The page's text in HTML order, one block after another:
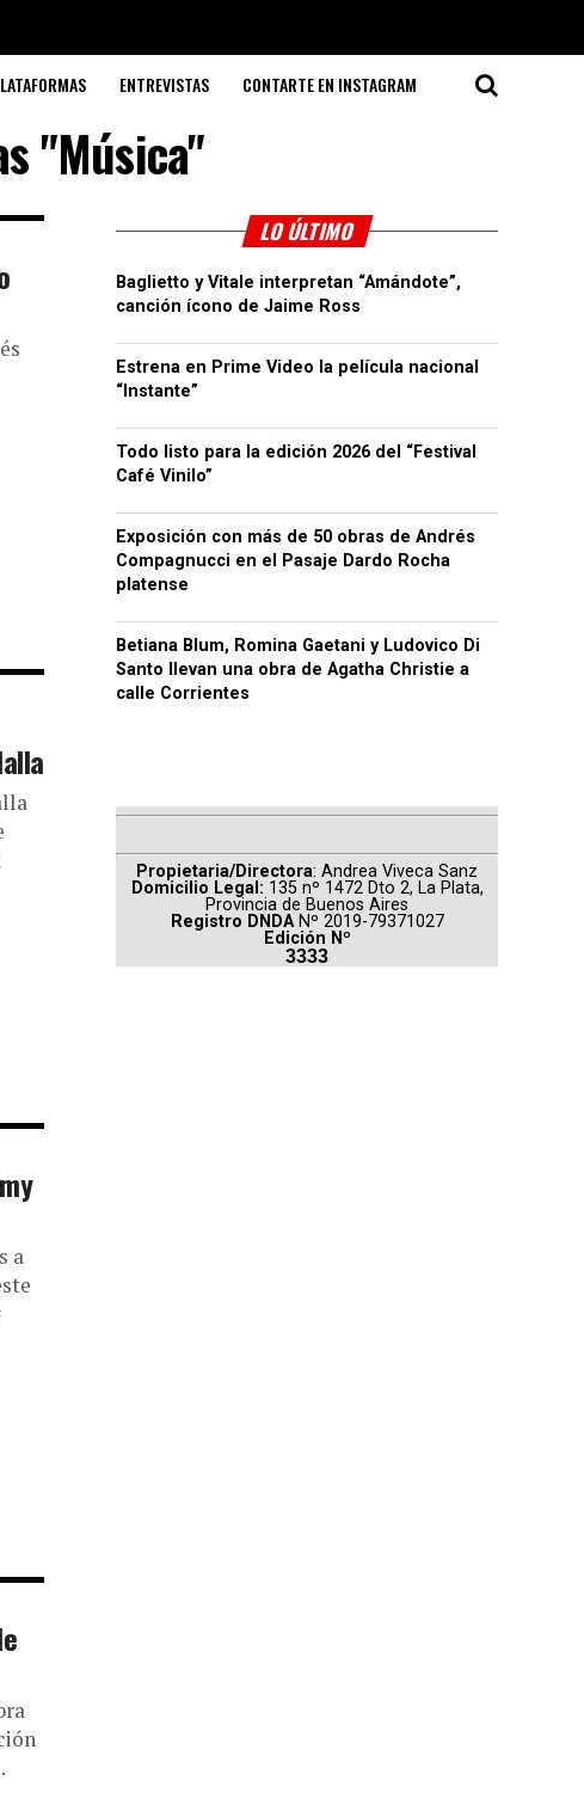
ENTREVISTAS CONTARTE EN INSTAGRAM
"Música"
a
LO ÚLTIMO
Baglietto y Vitale interpretan “Amándote”,
canción ícono de Jaime Ross
Estrena en Prime Video la película nacional
“Instante”
Todo listo para la edición 2026 del “Festival
Café Vinilo”
Exposición con más de 50 obras de Andrés
Compagnucci en el Pasaje Dardo Rocha
platense
Betiana Blum, Romina Gaetani y Ludovico Di
Santo llevan una obra de Agatha Christie a
calle Corrientes
Propietaria/Directora: Andrea Viveca Sanz
Domicilio Legal: 135 nº 1472 Dto 2, La Plata,
Provincia de Buenos Aires
Registro DNDA Nº 2019-79371027
Edición Nº
3333